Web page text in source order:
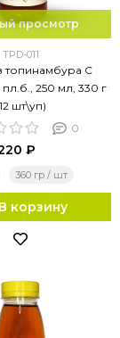
просмотр
TPD-011
топинамбура С
250 мл, 330 г
шт\уп)
0
₽
360 гр / шт
В корзину